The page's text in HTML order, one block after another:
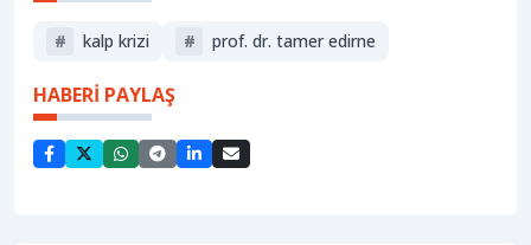
# kalp krizi # prof. dr. tamer edirne
HABERİ PAYLAŞ